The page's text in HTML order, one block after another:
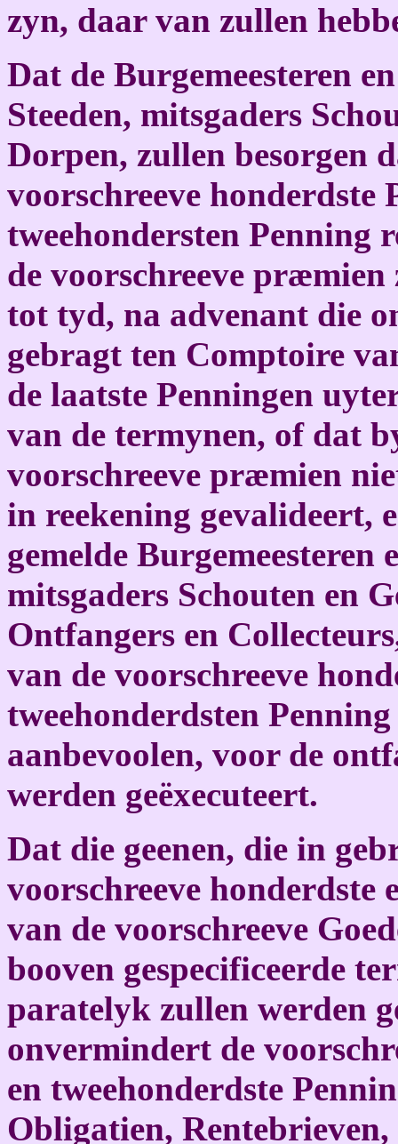
zyn, daar van zullen
Dat de Burgemeesteren
Steeden, mitsgaders
Dorpen, zullen besorgen
voorschreeve honderdste
tweehondersten Penning
de voorschreeve
tot tyd, na advenant die
gebragt ten Comptoire
de laatste Penningen
van de termynen, of dat
voorschreeve præmien
in reekening gevalideert,
gemelde Burgemeesteren
mitsgaders Schouten en
Ontfangers en
van de voorschreeve
tweehonderdsten Penning
aanbevoolen, voor de
werden geëxecuteert.
Dat die geenen, die in
voorschreeve honderdste
van de voorschreeve
booven gespecificeerde
paratelyk zullen werden
onvermindert de
en tweehonderdste
Obligatien,